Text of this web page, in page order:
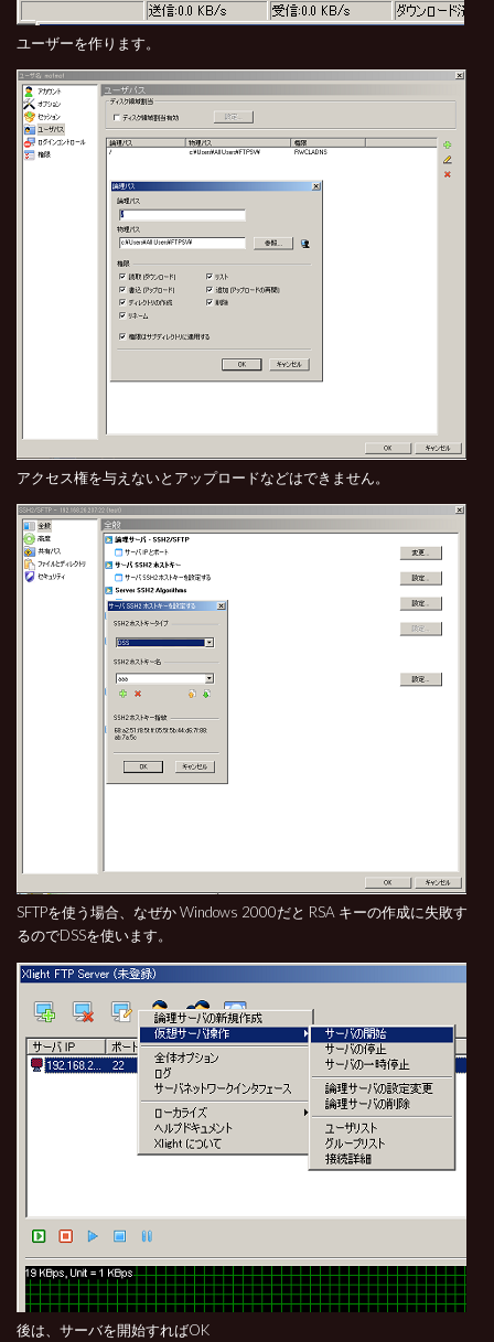
ユーザーを作ります。
アクセス権を与えないとアップロードなどはできません。
SFTPを使う場合、なぜか Windows 2000だと RSA キーの作成に失敗す
るのでDSSを使います。
後は、サーバを開始すればOK